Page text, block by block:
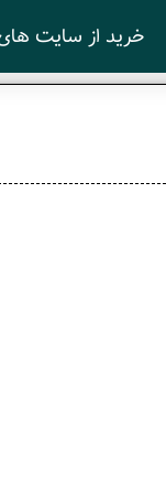
خرید از سایت